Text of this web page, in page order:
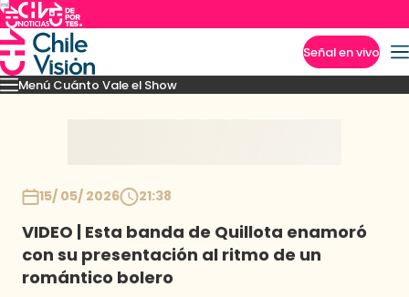
Señal en vivo
Menú Cuánto Vale el Show
Momentos Presentaciones Capítulos Casting Noticias
15/ 05/ 2026 21:38
VIDEO | Esta banda de Quillota enamoró
con su presentación al ritmo de un
romántico bolero
Imperdibles